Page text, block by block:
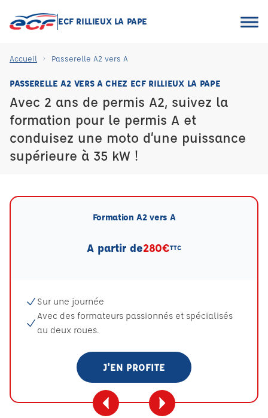
ECF RILLIEUX LA PAPE
Accueil Passerelle A2 vers A
PASSERELLE A2 VERS A CHEZ ECF RILLIEUX LA PAPE
Avec 2 ans de permis A2, suivez la
formation pour le permis A et
conduisez une moto d’une puissance
supérieure à 35 kW !
Formation A2 vers A
A partir de280€TTC
Sur une journée
Avec des formateurs passionnés et spécialisés
au deux roues.
J'EN PROFITE